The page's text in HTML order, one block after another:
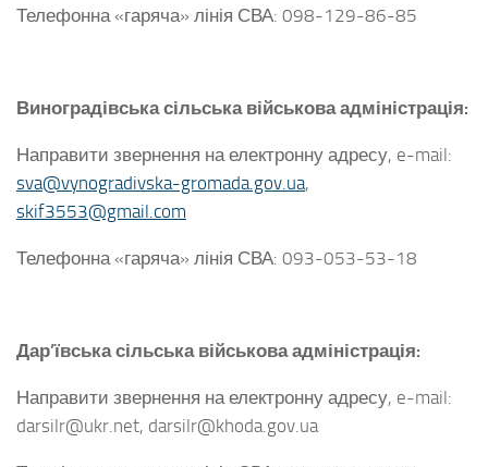
Телефонна «гаряча» лінія СВА: 098-129-86-85
Виноградівська сільська військова адміністрація:
Направити звернення на електронну адресу, e-mail:
sva@vynogradivska-gromada.gov.ua,
skif3553@gmail.com
Телефонна «гаряча» лінія СВА: 093-053-53-18
Дар’ївська сільська військова адміністрація:
Направити звернення на електронну адресу, e-mail:
darsilr@ukr.net, darsilr@khoda.gov.ua